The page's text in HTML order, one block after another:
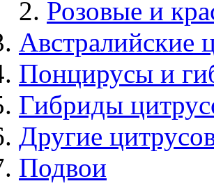
Розовые и
Австралийские
Понцирусы и
Гибриды
Другие
Подвои